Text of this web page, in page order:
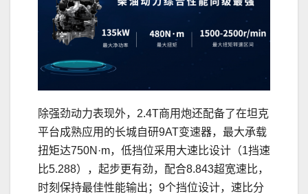
除强劲动力表现外，2.4T商用炮还配备了在坦克
平台成熟应用的长城自研9AT变速器，最大承载
扭矩达750N·m，低挡位采用大速比设计（1挡速
比5.288），起步更有劲，配合8.843超宽速比，
时刻保持最佳性能输出；9个挡位设计，速比分